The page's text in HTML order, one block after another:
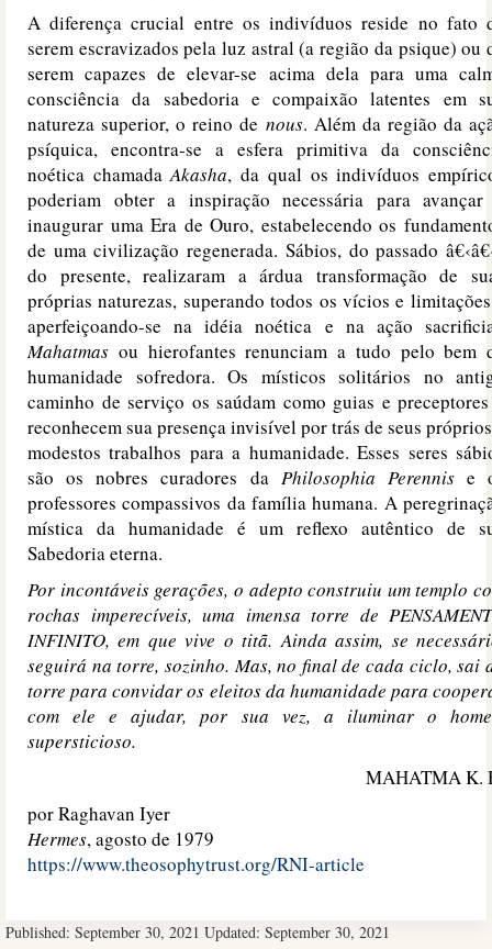
A diferença crucial entre os indivíduos reside no fato
serem escravizados pela luz astral (a região da psique) ou
serem capazes de elevar-se acima dela para uma
consciência da sabedoria e compaixão latentes em
natureza superior, o reino de nous. Além da região da
psíquica, encontra-se a esfera primitiva da
noética chamadaAkasha, da qual os indivíduos
poderiam obter a inspiração necessária para
inaugurar uma Era de Ouro, estabelecendo os
de uma civilização regenerada. Sábios, do passado
do presente, realizaram a árdua transformação de
próprias naturezas, superando todos os vícios e
aperfeiçoando-se na idéia noética e na ação
Mahatmas ou hierofantes renunciam a tudo pelo bem
humanidade sofredora. Os místicos solitários no
caminho de serviço os saúdam como guias e
reconhecem sua presença invisível por trás de seus
modestos trabalhos para a humanidade. Esses seres
são os nobres curadores da Philosophia Perennise
professores compassivos da família humana. A
mística da humanidade é um reflexo autêntico de
Sabedoria eterna.
Por incontáveis gerações, o adepto construiu um templo
rochas imperecíveis, uma imensa torre de
INFINITO, em que vive o titã. Ainda assim, se
seguirá na torre, sozinho. Mas, no final de cada ciclo, sai
torre para convidar os eleitos da humanidade para
com ele e ajudar, por sua vez, a iluminar o
supersticioso.
MAHATMA K.
por Raghavan Iyer
Hermes, agosto de 1979
https://www.theosophytrust.org/RNI-article
Published: September 30, 2021 Updated: September 30, 2021